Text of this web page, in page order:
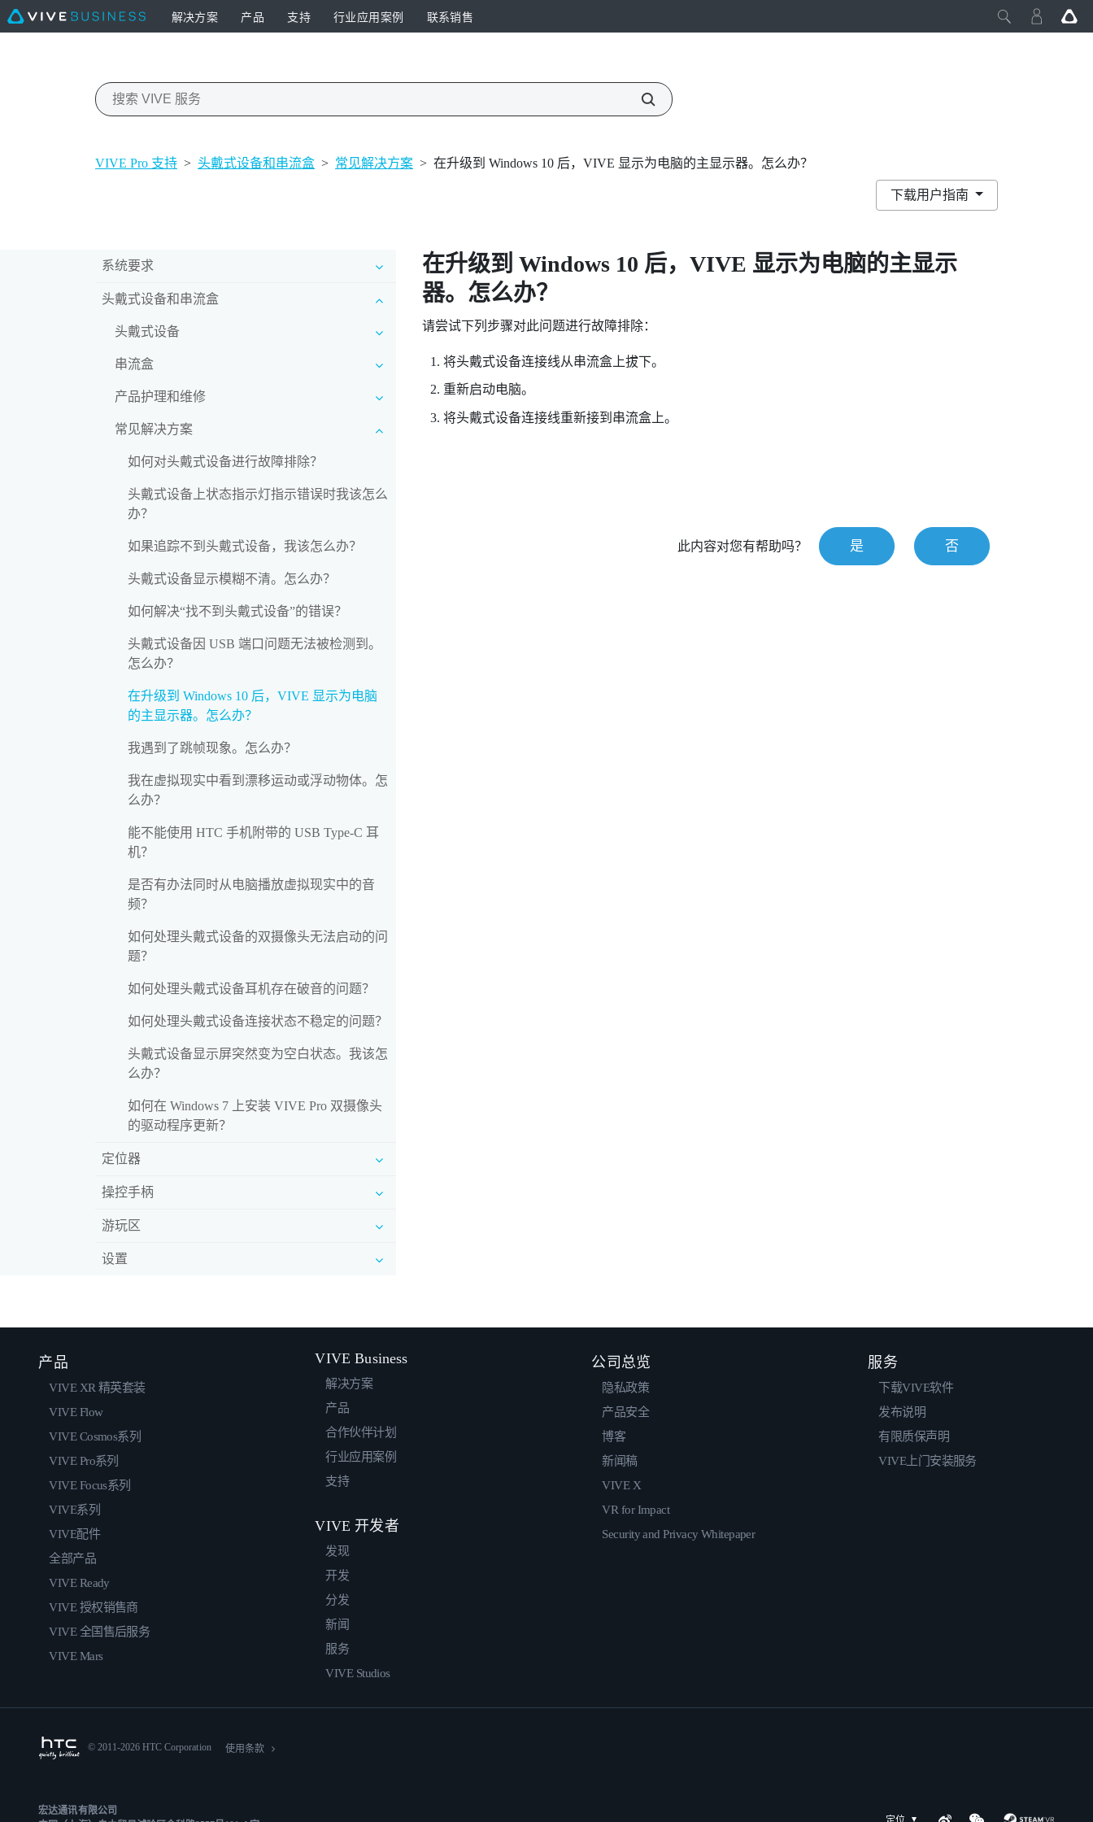
解决方案 产品 支持 行业应用案例 联系销售
VIVE Pro 支持 > 头戴式设备和串流盒 > 常见解决方案 > 在升级到 Windows 10 后，VIVE 显示为电脑的主显示器。怎么办？
下载用户指南
系统要求
头戴式设备和串流盒
头戴式设备
串流盒
产品护理和维修
常见解决方案
如何对头戴式设备进行故障排除？
头戴式设备上状态指示灯指示错误时我该怎么
办？
如果追踪不到头戴式设备，我该怎么办？
头戴式设备显示模糊不清。怎么办？
如何解决“找不到头戴式设备”的错误？
头戴式设备因 USB 端口问题无法被检测到。
怎么办？
在升级到 Windows 10 后，VIVE 显示为电脑
的主显示器。怎么办？
我遇到了跳帧现象。怎么办？
我在虚拟现实中看到漂移运动或浮动物体。怎
么办？
能不能使用 HTC 手机附带的 USB Type-C 耳
机？
是否有办法同时从电脑播放虚拟现实中的音
频？
如何处理头戴式设备的双摄像头无法启动的问
题？
如何处理头戴式设备耳机存在破音的问题？
如何处理头戴式设备连接状态不稳定的问题？
头戴式设备显示屏突然变为空白状态。我该怎
么办？
如何在 Windows 7 上安装 VIVE Pro 双摄像头
的驱动程序更新？
定位器
操控手柄
游玩区
设置
在升级到 Windows10 后， VIVE 显示为电脑的主显示
器。怎么办？
请尝试下列步骤对此问题进行故障排除：
将头戴式设备连接线从串流盒上拔下。
重新启动电脑。
将头戴式设备连接线重新接到串流盒上。
此内容对您有帮助吗？ 是 否
产品
VIVE XR 精英套装
VIVE Flow
VIVE Cosmos系列
VIVE Pro系列
VIVE Focus系列
VIVE系列
VIVE配件
全部产品
VIVE Ready
VIVE 授权销售商
VIVE 全国售后服务
VIVE Mars
VIVE Business
解决方案
产品
合作伙伴计划
行业应用案例
支持
VIVE 开发者
发现
开发
分发
新闻
服务
VIVE Studios
公司总览
隐私政策
产品安全
博客
新闻稿
VIVE X
VR for Impact
Security and Privacy Whitepaper
服务
下载VIVE软件
发布说明
有限质保声明
VIVE上门安装服务
© 2011-2026 HTC Corporation 使用条款
宏达通讯有限公司